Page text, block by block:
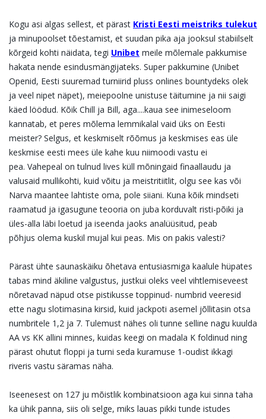
Kogu asi algas sellest, et pärast Kristi Eesti meistriks tulekut
ja minupoolset tõestamist, et suudan pika aja jooksul stabiilselt
kõrgeid kohti näidata, tegi Unibet meile mõlemale pakkumise
hakata nende esindusmängijateks. Super pakkumine (Unibet
Openid, Eesti suuremad turniirid pluss onlines bountydeks olek
ja veel nipet näpet), meiepoolne unistuse täitumine ja nii saigi
käed löödud. Kõik Chill ja Bill, aga....kaua see inimeseloom
kannatab, et peres mõlema lemmikalal vaid üks on Eesti
meister? Selgus, et keskmiselt rõõmus ja keskmises eas üle
keskmise eesti mees üle kahe kuu niimoodi vastu ei
pea. Vahepeal on tulnud lives küll mõningaid finaallaudu ja
valusaid mullikohti, kuid võitu ja meistritiitlit, olgu see kas või
Narva maantee lahtiste oma, pole siiani. Kuna kõik mindseti
raamatud ja igasuguneteooria on juba korduvalt risti-põiki ja
üles-alla läbi loetud ja iseenda jaoks analüüsitud, peab
põhjus olema kuskil mujal kui peas. Mis on pakis valesti?
Pärast ühte saunaskäiku õhetava entusiasmiga kaalule hüpates
tabas mind äkiline valgustus, justkui oleks veel vihtlemiseveest
nõretavad näpud otse pistikusse toppinud- numbrid veeresid
ette nagu slotimasina kirsid, kuid jackpoti asemel jõllitasin otsa
numbritele 1,2 ja 7. Tulemust nähes oli tunne selline nagu kuulda
AA vs KK allini minnes, kuidas keegi on madala K foldinud ning
pärast ohutut floppi ja turni seda kuramuse 1-oudist ikkagi
riveris vastu säramas näha.
Iseenesest on 127 ju mõistlik kombinatsioon aga kui sinna taha
ka ühik panna, siis oli selge, miks lauas pikki tunde istudes